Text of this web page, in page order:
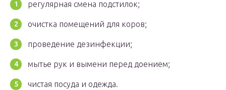
регулярная смена подстилок;
очистка помещений для коров;
проведение дезинфекции;
мытье рук и вымени перед доением;
чистая посуда и одежда.